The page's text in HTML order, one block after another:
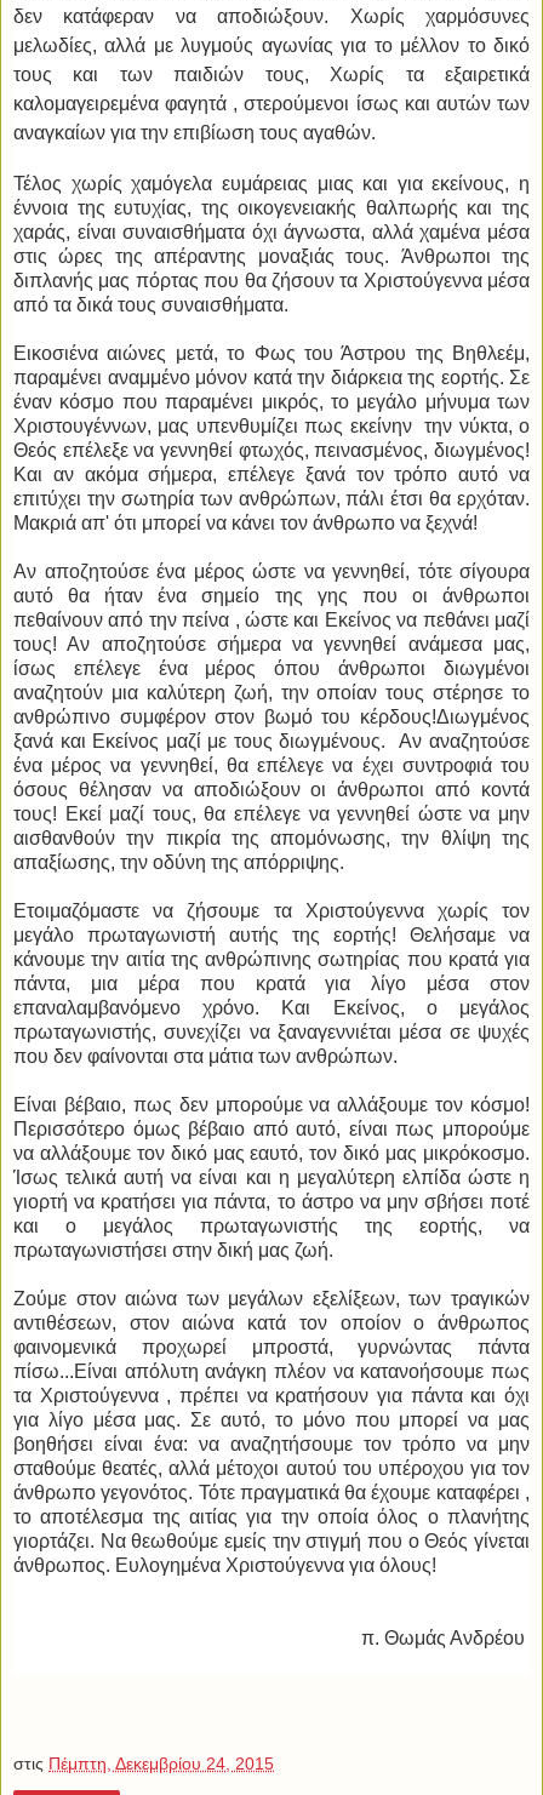
δεν κατάφεραν να αποδιώξουν. Χωρίς χαρμόσυνες
μελωδίες, αλλά με λυγμούς αγωνίας για το μέλλον το δικό
τους και των παιδιών τους, Χωρίς τα εξαιρετικά
καλομαγειρεμένα φαγητά , στερούμενοι ίσως και αυτών των
αναγκαίων για την επιβίωση τους αγαθών.
Τέλος χωρίς χαμόγελα ευμάρειας μιας και για εκείνους, η
έννοια της ευτυχίας, της οικογενειακής θαλπωρής και της
χαράς, είναι συναισθήματα όχι άγνωστα, αλλά χαμένα μέσα
στις ώρες της απέραντης μοναξιάς τους. Άνθρωποι της
διπλανής μας πόρτας που θα ζήσουν τα Χριστούγεννα μέσα
από τα δικά τους συναισθήματα.
Εικοσιένα αιώνες μετά, το Φως του Άστρου της Βηθλεέμ,
παραμένει αναμμένο μόνον κατά την διάρκεια της εορτής. Σε
έναν κόσμο που παραμένει μικρός, το μεγάλο μήνυμα των
Χριστουγέννων, μας υπενθυμίζει πως εκείνην την νύκτα, ο
Θεός επέλεξε να γεννηθεί φτωχός, πεινασμένος, διωγμένος!
Και αν ακόμα σήμερα, επέλεγε ξανά τον τρόπο αυτό να
επιτύχει την σωτηρία των ανθρώπων, πάλι έτσι θα ερχόταν.
Μακριά απ' ότι μπορεί να κάνει τον άνθρωπο να ξεχνά!
Αν αποζητούσε ένα μέρος ώστε να γεννηθεί, τότε σίγουρα
αυτό θα ήταν ένα σημείο της γης που οι άνθρωποι
πεθαίνουν από την πείνα , ώστε και Εκείνος να πεθάνει μαζί
τους! Αν αποζητούσε σήμερα να γεννηθεί ανάμεσα μας,
ίσως επέλεγε ένα μέρος όπου άνθρωποι διωγμένοι
αναζητούν μια καλύτερη ζωή, την οποίαν τους στέρησε το
ανθρώπινο συμφέρον στον βωμό του κέρδους!Διωγμένος
ξανά και Εκείνος μαζί με τους διωγμένους. Αν αναζητούσε
ένα μέρος να γεννηθεί, θα επέλεγε να έχει συντροφιά του
όσους θέλησαν να αποδιώξουν οι άνθρωποι από κοντά
τους! Εκεί μαζί τους, θα επέλεγε να γεννηθεί ώστε να μην
αισθανθούν την πικρία της απομόνωσης, την θλίψη της
απαξίωσης, την οδύνη της απόρριψης.
Ετοιμαζόμαστε να ζήσουμε τα Χριστούγεννα χωρίς τον
μεγάλο πρωταγωνιστή αυτής της εορτής! Θελήσαμε να
κάνουμε την αιτία της ανθρώπινης σωτηρίας που κρατά για
πάντα, μια μέρα που κρατά για λίγο μέσα στον
επαναλαμβανόμενο χρόνο. Και Εκείνος, ο μεγάλος
πρωταγωνιστής, συνεχίζει να ξαναγεννιέται μέσα σε ψυχές
που δεν φαίνονται στα μάτια των ανθρώπων.
Είναι βέβαιο, πως δεν μπορούμε να αλλάξουμε τον κόσμο!
Περισσότερο όμως βέβαιο από αυτό, είναι πως μπορούμε
να αλλάξουμε τον δικό μας εαυτό, τον δικό μας μικρόκοσμο.
Ίσως τελικά αυτή να είναι και η μεγαλύτερη ελπίδα ώστε η
γιορτή να κρατήσει για πάντα, το άστρο να μην σβήσει ποτέ
και ο μεγάλος πρωταγωνιστής της εορτής, να
πρωταγωνιστήσει στην δική μας ζωή.
Ζούμε στον αιώνα των μεγάλων εξελίξεων, των τραγικών
αντιθέσεων, στον αιώνα κατά τον οποίον ο άνθρωπος
φαινομενικά προχωρεί μπροστά, γυρνώντας πάντα
πίσω...Είναι απόλυτη ανάγκη πλέον να κατανοήσουμε πως
τα Χριστούγεννα , πρέπει να κρατήσουν για πάντα και όχι
για λίγο μέσα μας. Σε αυτό, το μόνο που μπορεί να μας
βοηθήσει είναι ένα: να αναζητήσουμε τον τρόπο να μην
σταθούμε θεατές, αλλά μέτοχοι αυτού του υπέροχου για τον
άνθρωπο γεγονότος. Τότε πραγματικά θα έχουμε καταφέρει ,
το αποτέλεσμα της αιτίας για την οποία όλος ο πλανήτης
γιορτάζει. Να θεωθούμε εμείς την στιγμή που ο Θεός γίνεται
άνθρωπος. Ευλογημένα Χριστούγεννα για όλους!
π. Θωμάς Ανδρέου
στις Πέμπτη, Δεκεμβρίου 24, 2015